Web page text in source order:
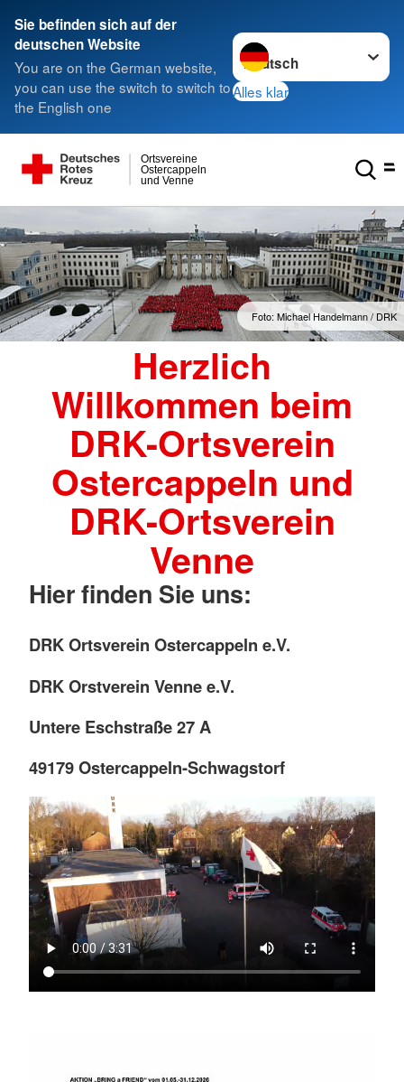
Sie befinden sich auf der
deutschen Website
You are on the German website,
you can use the switch to switch to
the English one
Sprache wechseln zu
Alles klar
und Venne
Ostercappeln
Ortsvereine
/ DRK Foto: A.
Herzlich
Willkommen beim
DRK-Ortsverein
Ostercappeln und
DRK-Ortsverein
Venne
Hier finden Sie uns:
DRK Ortsverein Ostercappeln e.V.
DRK Orstverein Venne e.V.
Untere Eschstraße 27 A
49179 Ostercappeln-Schwagstorf